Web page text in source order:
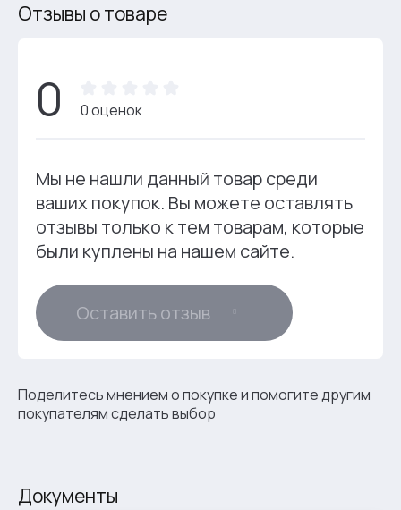
Отзывы о товаре
0 0 оценок
Мы не нашли данный товар среди
ваших покупок. Вы можете оставлять
отзывы только к тем товарам, которые
были куплены на нашем сайте.
Оставить отзыв
Поделитесь мнением о покупке и помогите другим
покупателям сделать выбор
Документы